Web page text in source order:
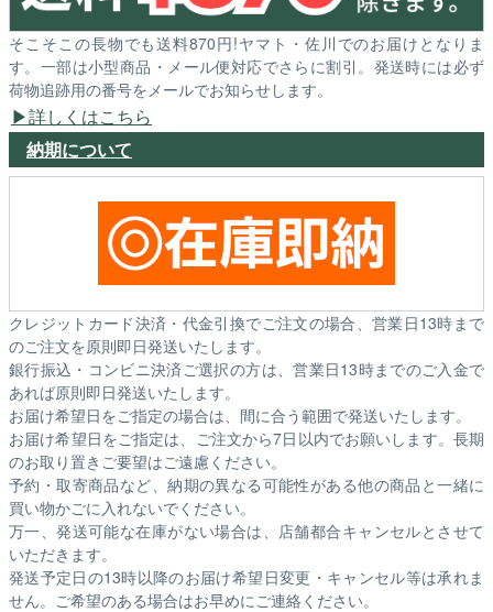
そこそこの長物でも送料870円!ヤマト・佐川でのお届けとなりま
す。一部は小型商品・メール便対応でさらに割引。発送時には必ず
荷物追跡用の番号をメールでお知らせします。
詳しくはこちら
納期について
クレジットカード決済・代金引換でご注文の場合、営業日13時まで
のご注文を原則即日発送いたします。
銀行振込・コンビニ決済ご選択の方は、営業日13時までのご入金で
あれば原則即日発送いたします。
お届け希望日をご指定の場合は、間に合う範囲で発送いたします。
お届け希望日をご指定は、ご注文から7日以内でお願いします。長期
のお取り置きご要望はご遠慮ください。
予約・取寄商品など、納期の異なる可能性がある他の商品と一緒に
買い物かごに入れないでください。
万一、発送可能な在庫がない場合は、店舗都合キャンセルとさせて
いただきます。
発送予定日の13時以降のお届け希望日変更・キャンセル等は承れま
せん。ご希望のある場合はお早めにご連絡ください。